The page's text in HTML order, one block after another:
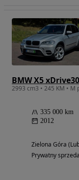
BMW X5
2993 cm3 • 245 KM •
335 000 km
2012
Zielona Góra
Prywatny